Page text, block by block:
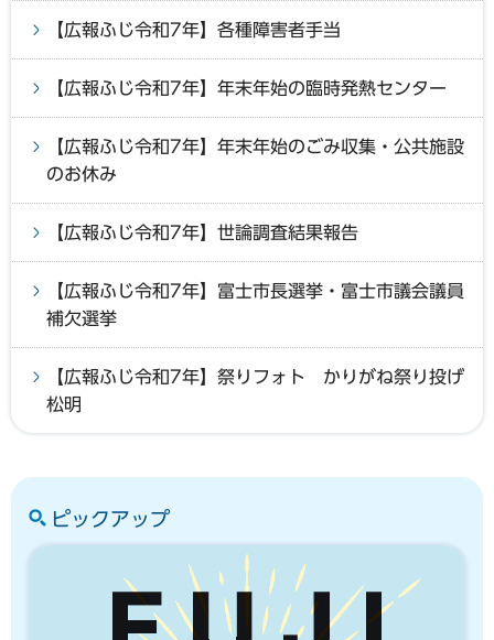
【広報ふじ令和7年】各種障害者手当
【広報ふじ令和7年】年末年始の臨時発熱センター
【広報ふじ令和7年】年末年始のごみ収集・公共施設
のお休み
【広報ふじ令和7年】世論調査結果報告
【広報ふじ令和7年】富士市長選挙・富士市議会議員
補欠選挙
【広報ふじ令和7年】祭りフォト かりがね祭り投げ
松明
ピックアップ